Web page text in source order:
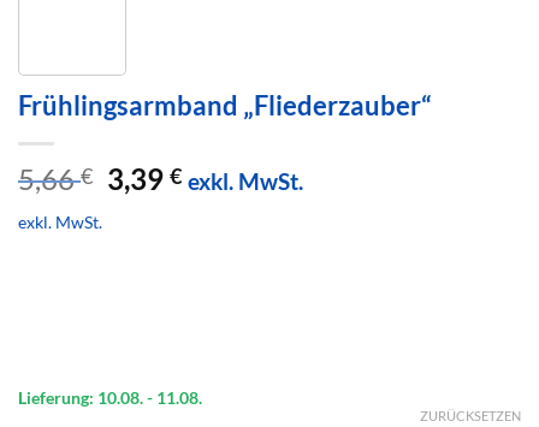
Frühlingsarmband „Fliederzauber“
5,66€ Ursprünglicher
Preis
3,39€Aktueller
exkl. MwSt.
exkl. MwSt.
Lieferung: 10.08.- 11.08.
ZURÜCKSETZEN